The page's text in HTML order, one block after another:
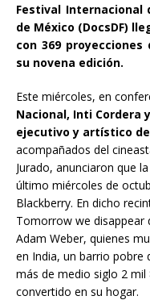
Festival Internacional
de México (DocsDF)
con 369
su novena edición.
Este miércoles, en
Nacional, Inti Cordera
ejecutivo y artístico de
acompañados del
Jurado, anunciaron que
último miércoles de
Blackberry. En dicho
Tomorrow we disappear
Adam Weber, quienes
en India, un barrio pobre
más de medio siglo 2
convertido en su hogar.